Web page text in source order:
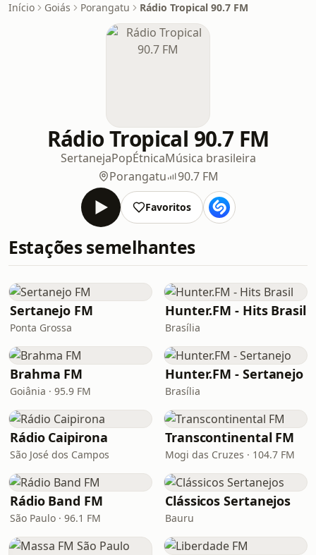
Início Goiás Porangatu Rádio Tropical 90.7 FM
Rádio Tropical 90.7 FM
SertanejaPopÉtnicaMúsica brasileira
Porangatu
90.7 FM
Favoritos
Estações semelhantes
Sertanejo FM
Ponta Grossa
Hunter.FM - Hits Brasil
Brasília
Brahma FM
Goiânia · 95.9 FM
Hunter.FM - Sertanejo
Brasília
Rádio Caipirona
São José dos Campos
Transcontinental FM
Mogi das Cruzes · 104.7 FM
Rádio Band FM
São Paulo · 96.1 FM
Clássicos Sertanejos
Bauru